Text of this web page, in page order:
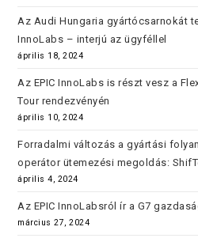
Az Audi Hungaria gyártócsarnokát
InnoLabs – interjú az ügyféllel
április 18, 2024
Az EPIC InnoLabs is részt vesz a
Tour rendezvényén
április 10, 2024
Forradalmi változás a gyártási
operátor ütemezési megoldás:
április 4, 2024
Az EPIC InnoLabsról ír a G7
március 27, 2024